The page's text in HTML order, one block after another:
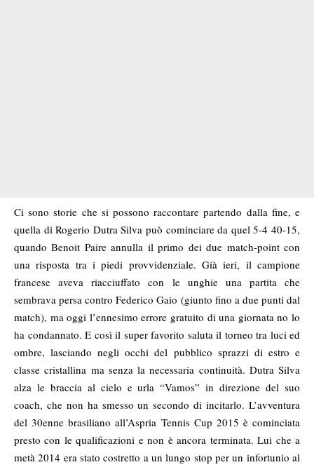
Ci sono storie che si possono raccontare partendo dalla fine, e
quella di Rogerio Dutra Silva può cominciare da quel 5-4 40-15,
quando Benoit Paire annulla il primo dei due match-point con
una risposta tra i piedi provvidenziale. Già ieri, il campione
francese aveva riacciuffato con le unghie una partita che
sembrava persa contro Federico Gaio (giunto fino a due punti dal
match), ma oggi l’ennesimo errore gratuito di una giornata no lo
ha condannato. E così il super favorito saluta il torneo tra luci ed
ombre, lasciando negli occhi del pubblico sprazzi di estro e
classe cristallina ma senza la necessaria continuità. Dutra Silva
alza le braccia al cielo e urla “Vamos” in direzione del suo
coach, che non ha smesso un secondo di incitarlo. L’avventura
del 30enne brasiliano all’Aspria Tennis Cup 2015 è cominciata
presto con le qualificazioni e non è ancora terminata. Lui che a
metà 2014 era stato costretto a un lungo stop per un infortunio al